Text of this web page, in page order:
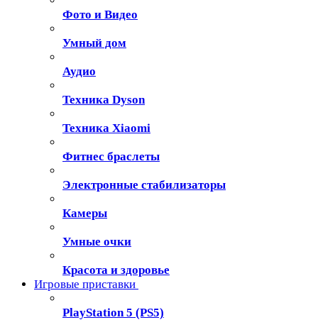
Фото и Видео
Умный дом
Аудио
Техника Dyson
Техника Xiaomi
Фитнес браслеты
Электронные стабилизаторы
Камеры
Умные очки
Красота и здоровье
Игровые приставки
PlayStation 5 (PS5)